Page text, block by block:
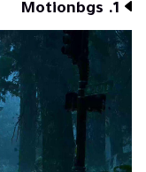
1. Motionbgs